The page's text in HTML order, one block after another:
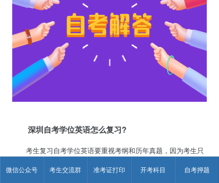
微信公众号 考生交流群 准考证打印 开考科目 自考押题
深圳自考学位英语怎么复习?
考生复习自考学位英语要重视考纲和历年真题，因为考生只
真题，找到命题规律，才能在考试中游刃有余的答题。除此之